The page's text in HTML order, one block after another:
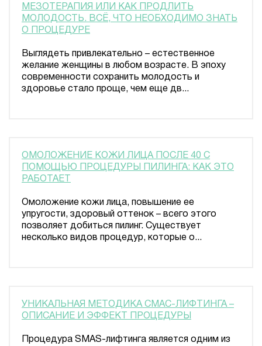
МЕЗОТЕРАПИЯ ИЛИ КАК ПРОДЛИТЬ
МОЛОДОСТЬ. ВСЁ, ЧТО НЕОБХОДИМО ЗНАТЬ
О ПРОЦЕДУРЕ
Выглядеть привлекательно – естественное
желание женщины в любом возрасте. В эпоху
современности сохранить молодость и
здоровье стало проще, чем еще дв...
ОМОЛОЖЕНИЕ КОЖИ ЛИЦА ПОСЛЕ 40 С
ПОМОЩЬЮ ПРОЦЕДУРЫ ПИЛИНГА: КАК ЭТО
РАБОТАЕТ
Омоложение кожи лица, повышение ее
упругости, здоровый оттенок – всего этого
позволяет добиться пилинг. Существует
несколько видов процедур, которые о...
УНИКАЛЬНАЯ МЕТОДИКА СМАС-ЛИФТИНГА –
ОПИСАНИЕ И ЭФФЕКТ ПРОЦЕДУРЫ
Процедура SMAS-лифтинга является одним из